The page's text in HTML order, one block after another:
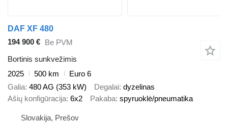
DAF XF 480
194 900 € Be PVM
Bortinis sunkvežimis
2025
500 km
Euro 6
Galia 480 AG (353 kW) Degalai dyzelinas
Ašių konfigūracija 6x2 Pakaba spyruoklė/pneumatika
Slovakija, Prešov